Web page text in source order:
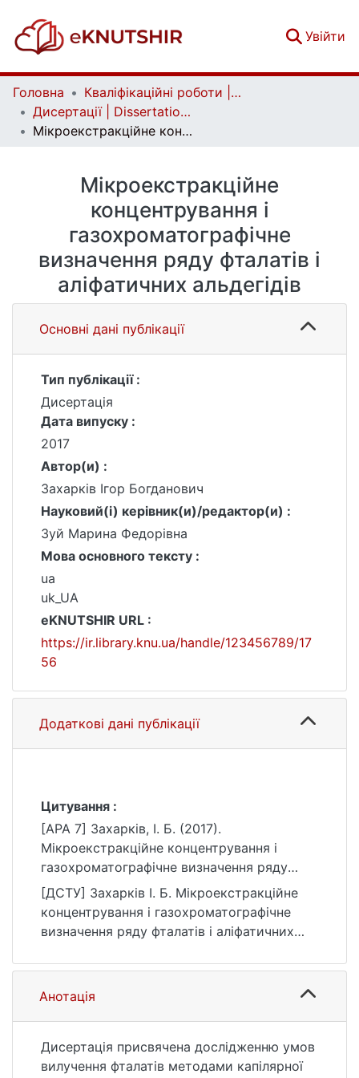
Увійти
Головна
Кваліфікаційні роботи | Qualifying works
Дисертації | Dissertations
Мікроекстракційне концентрування і газохроматографічне визначення ряду фталатів і аліфатичних альдегідів
Мікроекстракційне
концентрування і
газохроматографічне
визначення ряду фталатів і
аліфатичних альдегідів
Основні дані публікації
Тип публікації :
Дисертація
Дата випуску :
2017
Автор(и) :
Захарків Ігор Богданович
Науковий(і) керівник(и)/редактор(и) :
Зуй Марина Федорівна
Мова основного тексту :
ua
uk_UA
eKNUTSHIR URL :
https://ir.library.knu.ua/handle/123456789/17
56
Додаткові дані публікації
Цитування :
[APA 7] Захарків, І. Б. (2017).
Мікроекстракційне концентрування і
газохроматографічне визначення ряду
фталатів і аліфатичних альдегідів
[Дисертація, Київський національний
університет імені Тараса Шевченка].
https://ir.library.knu.ua/handle/123456789/17
[ДСТУ] Захарків І. Б. Мікроекстракційне
концентрування і газохроматографічне
визначення ряду фталатів і аліфатичних
10 Природничі науки. Київ, 2017. 232 с.
URL:
https://ir.library.knu.ua/handle/123456789/17
Анотація
Дисертація присвячена дослідженню умов
вилучення фталатів методами капілярної